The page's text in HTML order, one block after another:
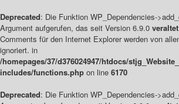
Deprecated: Die Funktion WP_Dependencies-
Argument aufgerufen, das seit Version 6.9.0
Comments für den Internet Explorer werden von
ignoriert. in
/homepages/37/d376024947/htdocs/
includes/functions.php on line 6170
Deprecated: Die Funktion WP_Dependencies-